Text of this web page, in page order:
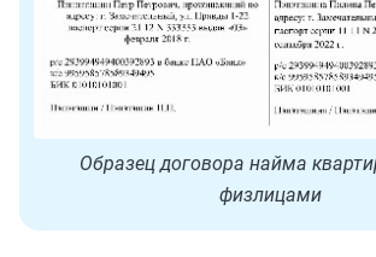
Образец договора найма
физлицами